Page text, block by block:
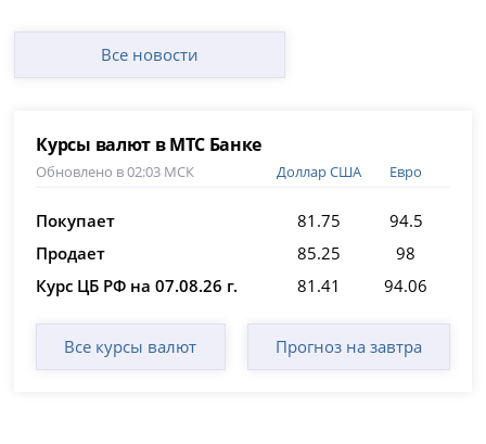
Все новости
Курсы валют в МТС Банке
Обновлено в 02:03 МСК Доллар США Евро
Покупает 81.75
94.5
Продает
85.25
98
Курс ЦБ РФ на 07.08.26 г.
81.41 94.06
Все курсы валют Прогноз на завтра